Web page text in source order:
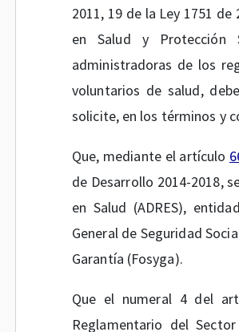
2011, 19 de la Ley 1751 de
en Salud y Protección
administradoras de los
voluntarios de salud,
solicite, en los términos y
Que, mediante el artículo
de Desarrollo 2014-2018,
en Salud (ADRES),
General de Seguridad
Garantía (Fosyga).
Que el numeral 4 del
Reglamentario del